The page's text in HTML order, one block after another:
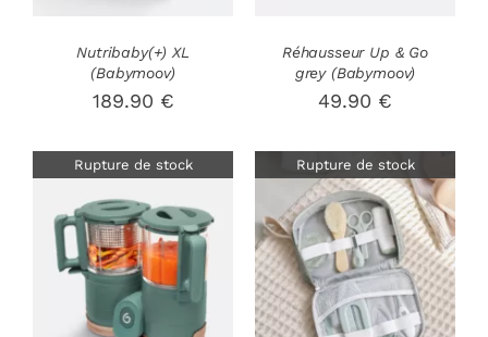
Nutribaby(+) XL
(Babymoov)
189.90 €
Réhausseur Up & Go
grey (Babymoov)
49.90 €
Rupture de stock
DÉTAILS
Rupture de stock
DÉTAILS